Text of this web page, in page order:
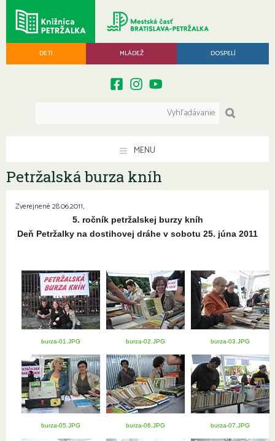
DETI MLÁDEŽ DOSPELÍ
MENU
Petržalská burza kníh
Zverejnené 28.06.2011,
5. ročník petržalskej burzy kníh
Deň Petržalky na dostihovej dráhe v sobotu 25. júna 2011
burza-01.JPG burza-02.JPG burza-03.JPG
burza-05.JPG burza-06.JPG burza-07.JPG